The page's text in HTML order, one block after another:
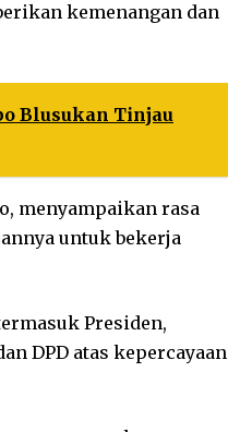
kemenangan dan
Blusukan Tinjau
menyampaikan rasa
untuk bekerja
Presiden,
DPD atas kepercayaan